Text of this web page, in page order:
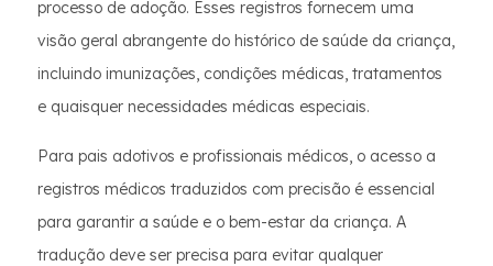
processo de adoção. Esses registros fornecem uma
visão geral abrangente do histórico de saúde da criança,
incluindo imunizações, condições médicas, tratamentos
e quaisquer necessidades médicas especiais.
Para pais adotivos e profissionais médicos, o acesso a
registros médicos traduzidos com precisão é essencial
para garantir a saúde e o bem-estar da criança. A
tradução deve ser precisa para evitar qualquer